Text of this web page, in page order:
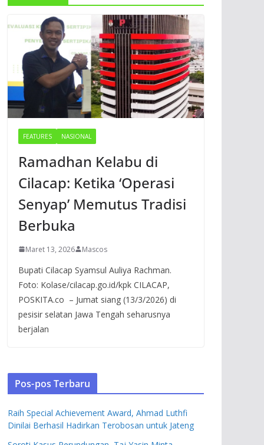
FEATURES NASIONAL
Ramadhan Kelabu di
Cilacap: Ketika ‘Operasi
Senyap’ Memutus Tradisi
Berbuka
Maret 13, 2026 Mascos
Bupati Cilacap Syamsul Auliya Rachman.
Foto: Kolase/cilacap.go.id/kpk CILACAP,
POSKITA.co – Jumat siang (13/3/2026) di
pesisir selatan Jawa Tengah seharusnya
berjalan
Pos-pos Terbaru
Raih Special Achievement Award, Ahmad Luthfi
Dinilai Berhasil Hadirkan Terobosan untuk Jateng